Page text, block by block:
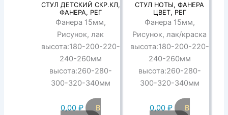
СТУЛ ДЕТСКИЙ СКР.КЛ,
ФАНЕРА, РЕГ
Фанера 15мм,
Рисунок, лак
высота:180-200-220-
240-260мм
высота:260-280-
300-320-340мм
0,00 ₽
В
СТУЛ НОТЫ, ФАНЕРА
ЦВЕТ, РЕГ
Фанера 15мм,
Рисунок, лак/краска
высота:180-200-220-
240-260мм
высота:260-280-
300-320-340мм
0,00 ₽
В